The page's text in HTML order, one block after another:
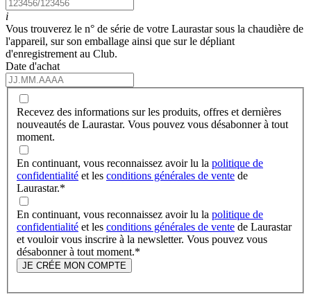
i
Vous trouverez le n° de série de votre Laurastar sous la chaudière de
l'appareil, sur son emballage ainsi que sur le dépliant
d'enregistrement au Club.
Date d'achat
Recevez des informations sur les produits, offres et dernières
nouveautés de Laurastar. Vous pouvez vous désabonner à tout
moment.
En continuant, vous reconnaissez avoir lu la politique de
confidentialité et les conditions générales de vente de
Laurastar.*
En continuant, vous reconnaissez avoir lu la politique de
confidentialité et les conditions générales de vente de Laurastar
et vouloir vous inscrire à la newsletter. Vous pouvez vous
désabonner à tout moment.*
JE CRÉE MON COMPTE